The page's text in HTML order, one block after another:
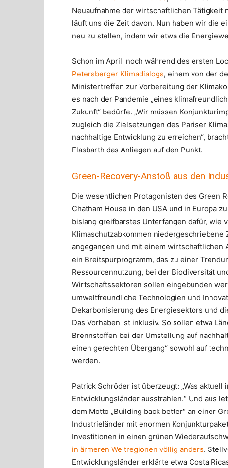
Neuaufnahme der wirtschaftlichen Tätigkeit
läuft uns die Zeit davon. Nun haben wir die
neu zu stellen, indem wir etwa die
Schon im April, noch während des ersten
Petersberger Klimadialogs, einem von der
Ministertreffen zur Vorbereitung der
es nach der Pandemie „eines
Zukunft“ bedürfe. „Wir müssen
zugleich die Zielsetzungen des Pariser
nachhaltige Entwicklung zu erreichen“,
Flasbarth das Anliegen auf den Punkt.
Green-Recovery-Anstoß aus den
Die wesentlichen Protagonisten des Green
Chatham House in den USA und in Europa
bislang greifbarstes Unterfangen dafür, wie
Klimaschutzabkommen
angegangen und mit einem wirtschaftlichen
ein Breitspurprogramm, das zu einer
Ressourcennutzung, bei der Biodiversität
Wirtschaftssektoren sollen eingebunden
umweltfreundliche Technologien und
Dekarbonisierung des Energiesektors und
Das Vorhaben ist inklusiv. So sollen etwa
Brennstoffen bei der Umstellung auf
einen gerechten Übergang“ sowohl auf
werden.
Patrick Schröder ist überzeugt: „Was
Entwicklungsländer ausstrahlen.“ Und aus
dem Motto „Building back better“ an einer
Industrieländer mit enormen
Investitionen in einen grünen
in ärmeren Weltregionen völlig anders.
Entwicklungsländer erklärte etwa Costa